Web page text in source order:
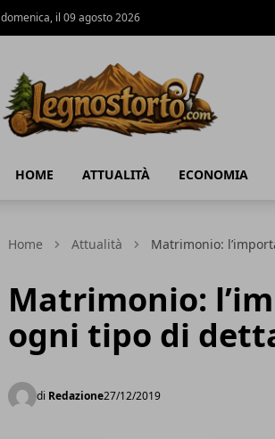
domenica, il 09 agosto 2026
HOME ATTUALITÀ ECONOMIA
Home Attualità Matrimonio:
Matrimonio:
ogni tipo di
di Redazione27/12/2019